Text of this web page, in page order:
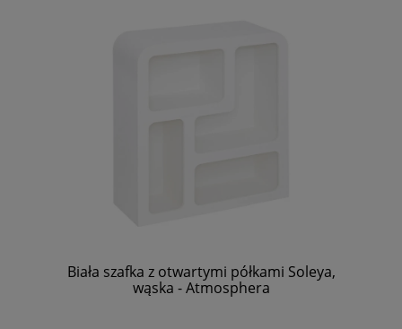
Biała szafka z otwartymi półkami Soleya,
wąska - Atmosphera